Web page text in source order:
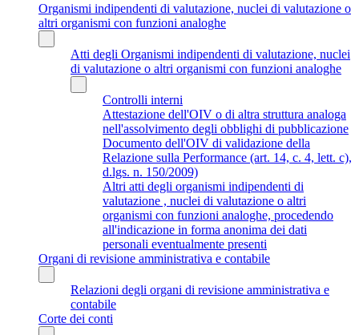
Organismi indipendenti di valutazione, nuclei di valutazione o
altri organismi con funzioni analoghe
Atti degli Organismi indipendenti di valutazione, nuclei
di valutazione o altri organismi con funzioni analoghe
Controlli interni
Attestazione dell'OIV o di altra struttura analoga
nell'assolvimento degli obblighi di pubblicazione
Documento dell'OIV di validazione della
Relazione sulla Performance (art. 14, c. 4, lett. c),
d.lgs. n. 150/2009)
Altri atti degli organismi indipendenti di
valutazione , nuclei di valutazione o altri
organismi con funzioni analoghe, procedendo
all'indicazione in forma anonima dei dati
personali eventualmente presenti
Organi di revisione amministrativa e contabile
Relazioni degli organi di revisione amministrativa e
contabile
Corte dei conti